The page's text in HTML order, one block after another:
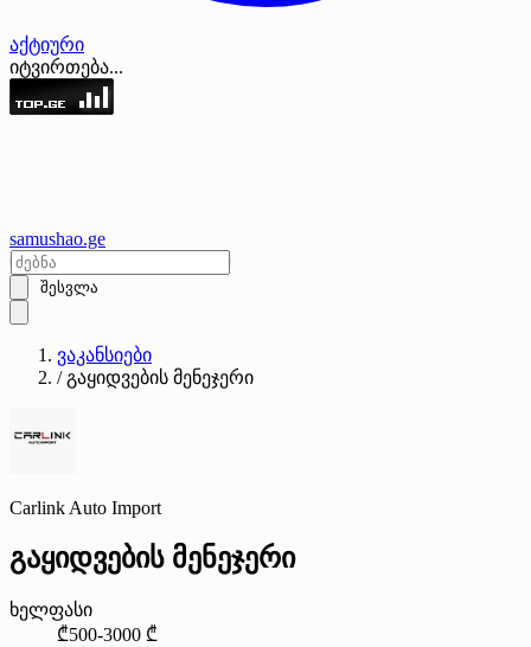
აქტიური
იტვირთება...
samushao.ge
შესვლა
ვაკანსიები
/ გაყიდვების მენეჯერი
Carlink Auto Import
გაყიდვების მენეჯერი
ხელფასი
₾500-3000 ₾